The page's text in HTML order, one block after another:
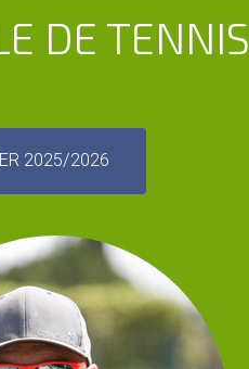
DE TENNIS
2025/2026